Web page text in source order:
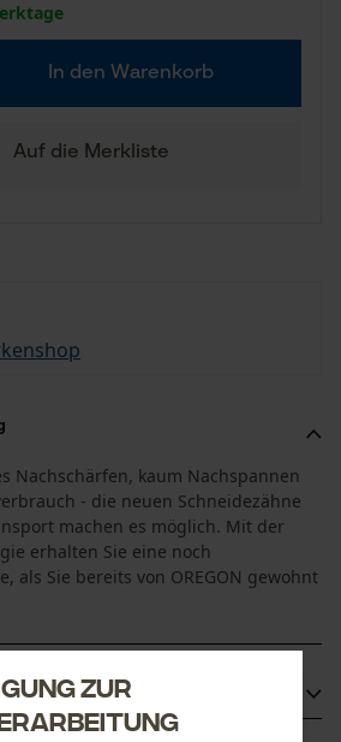
In den Warenkorb
Auf die Merkliste
Nachschärfen, kaum Nachspannen
- die neuen Schneidezähne
machen es möglich. Mit der
erhalten Sie eine noch
als Sie bereits von OREGON gewohnt
zur